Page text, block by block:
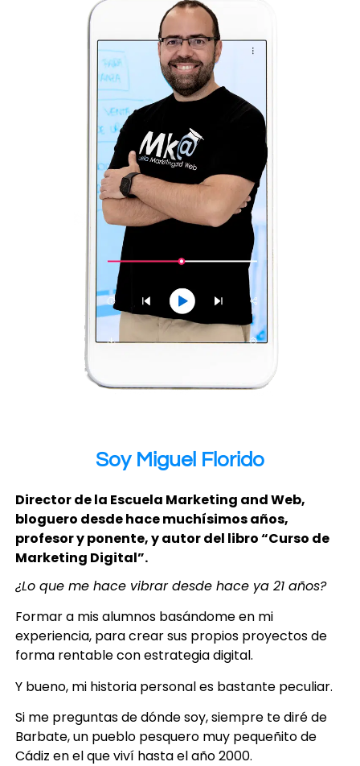
Soy Miguel Florido
Director de la Escuela Marketing and Web,
bloguero desde hace muchísimos años,
profesor y ponente, y autor del libro “Curso de
Marketing Digital”.
¿Lo que me hace vibrar desde hace ya 21 años?
Formar a mis alumnos basándome en mi
experiencia, para crear sus propios proyectos de
forma rentable con estrategia digital.
Y bueno, mi historia personal es bastante peculiar.
Si me preguntas de dónde soy, siempre te diré de
Barbate, un pueblo pesquero muy pequeñito de
Cádiz en el que viví hasta el año 2000.